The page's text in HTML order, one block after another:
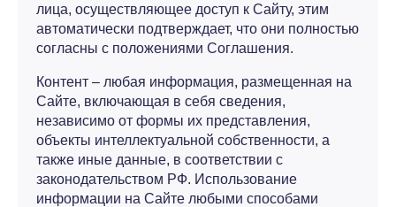
лица, осуществляющее доступ к Сайту, этим
автоматически подтверждает, что они полностью
согласны с положениями Соглашения.
Контент – любая информация, размещенная на
Сайте, включающая в себя сведения,
независимо от формы их представления,
объекты интеллектуальной собственности, а
также иные данные, в соответствии с
законодательством РФ. Использование
информации на Сайте любыми способами